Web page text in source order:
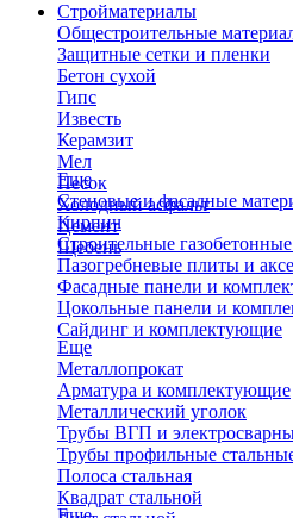
Стройматериалы
Общестроительные
Защитные сетки и пленки
Бетон сухой
Гипс
Известь
Керамзит
Мел
Песок
Холодный асфальт
Цемент
Щебень
Еще
Стеновые и фасадные
Кирпич
Строительные
Пазогребневые плиты и
Фасадные панели и
Цокольные панели и
Сайдинг и комплектующие
Еще
Металлопрокат
Арматура и комплектующие
Металлический уголок
Трубы ВГП и
Трубы профильные
Полоса стальная
Квадрат стальной